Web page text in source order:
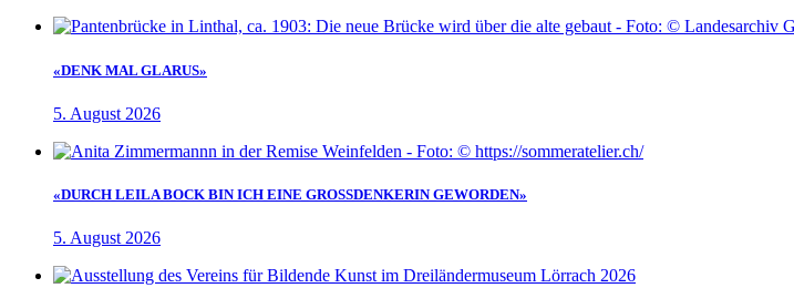
«DENK MAL GLARUS»
5. August 2026
«DURCH LEILA BOCK BIN ICH EINE GROSSDENKERIN GEWORDEN»
5. August 2026